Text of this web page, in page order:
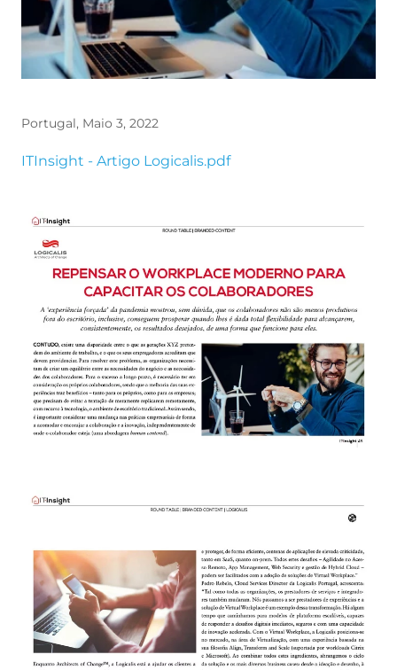
Portugal, Maio 3, 2022
File
ITInsight - Artigo Logicalis.pdf
Image
Image